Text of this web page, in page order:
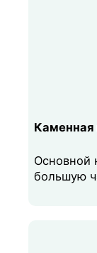
Каменная
Основной
большую